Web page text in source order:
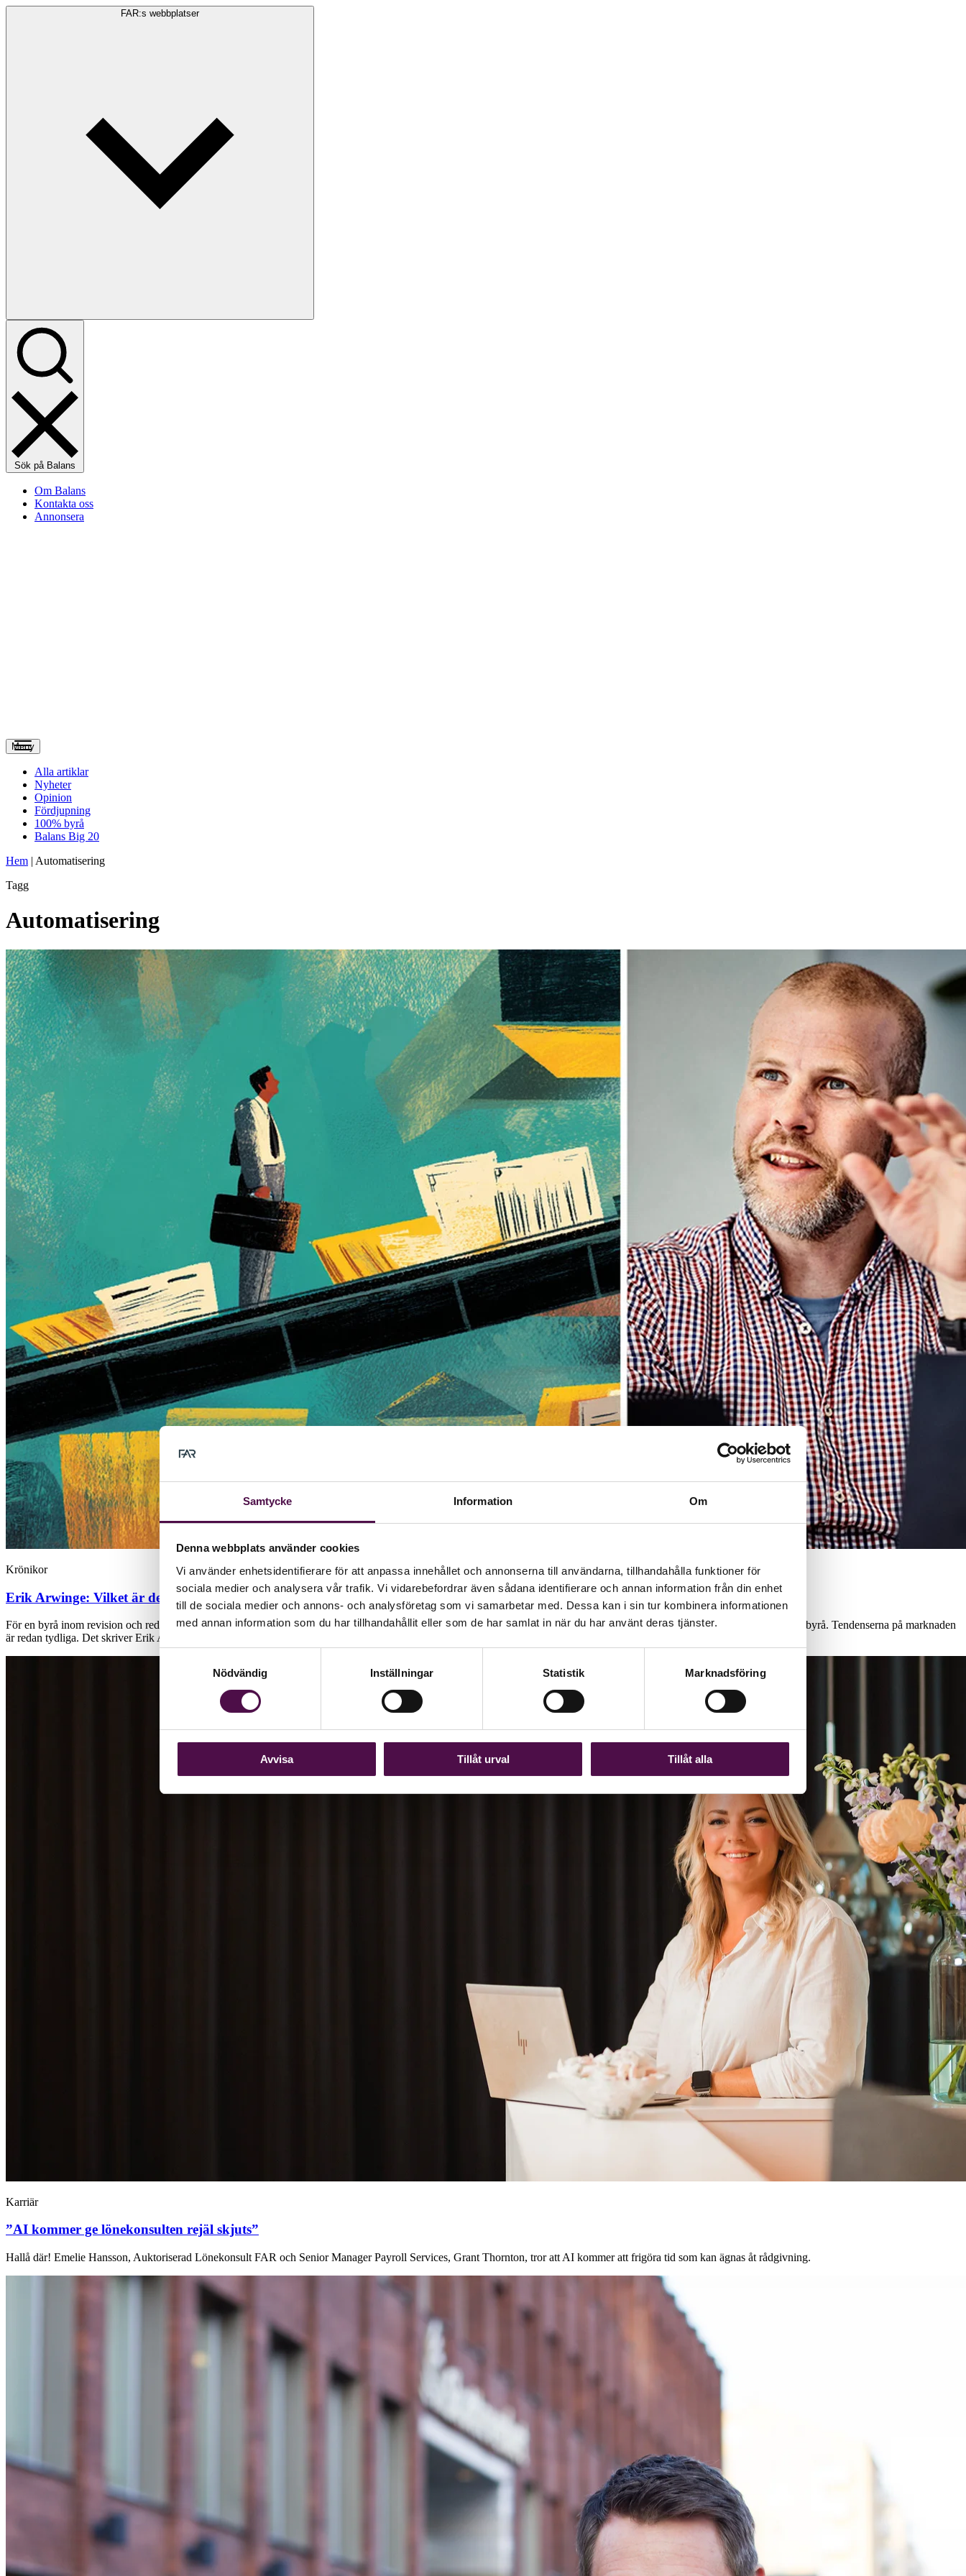
Samtycke Information Om
Denna webbplats använder cookies
Vi använder enhetsidentifierare för att anpassa innehållet och annonserna till användarna, tillhandahålla funktioner för
sociala medier och analysera vår trafik. Vi vidarebefordrar även sådana identifierare och annan information från din enhet
till de sociala medier och annons- och analysföretag som vi samarbetar med. Dessa kan i sin tur kombinera informationen
med annan information som du har tillhandahållit eller som de har samlat in när du har använt deras tjänster.
Samtyckesval
Nödvändig
Inställningar Statistik Marknadsföring
Avvisa Tillåt urval Tillåt alla
FAR:s webbplatser
Sök på Balans
Om Balans
Kontakta oss
Annonsera
Meny
Alla artiklar
Nyheter
Opinion
Fördjupning
100% byrå
Balans Big 20
Hem | Automatisering
Tagg
Automatisering
Krönikor
Erik Arwinge: Vilket är det största misstaget många byråer riskerar att göra just nu?
För en byrå inom revision och redovisning är det på grund av dagens intensiva teknikutveckling fullt möjligt att bli en mycket mer effektiv byrå och samtidigt en mindre relevant byrå. Tendenserna på marknaden
är redan tydliga. Det skriver Erik Arwinge, automationsrådgivare, i den första delen av en serie krönikor om AI och teknikutveckling.
Karriär
”AI kommer ge lönekonsulten rejäl skjuts”
Hallå där! Emelie Hansson, Auktoriserad Lönekonsult FAR och Senior Manager Payroll Services, Grant Thornton, tror att AI kommer att frigöra tid som kan ägnas åt rådgivning.